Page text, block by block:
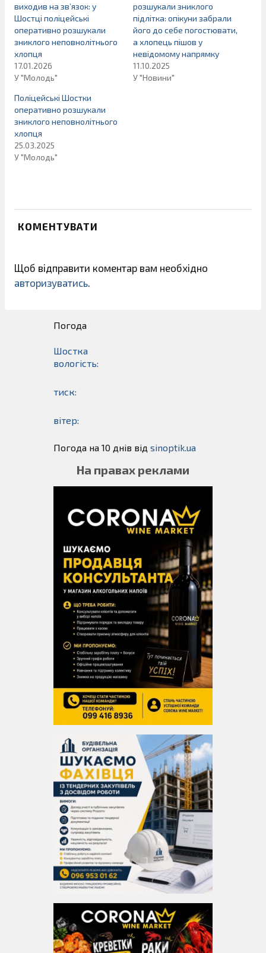
виходив на зв’язок: у
Шостці поліцейські
оперативно розшукали
зниклого неповнолітнього
хлопця
17.01.2026
У "Молодь"
розшукали зниклого
підлітка: опікуни забрали
його до себе погостювати,
а хлопець пішов у
невідомому напрямку
11.10.2025
У "Новини"
Поліцейські Шостки
оперативно розшукали
зниклого неповнолітнього
хлопця
25.03.2025
У "Молодь"
КОМЕНТУВАТИ
Щоб відправити коментар вам необхідно
авторизуватись.
Погода
Шостка
вологість:
тиск:
вітер:
Погода на 10 днів від sinoptik.ua
На правах реклами